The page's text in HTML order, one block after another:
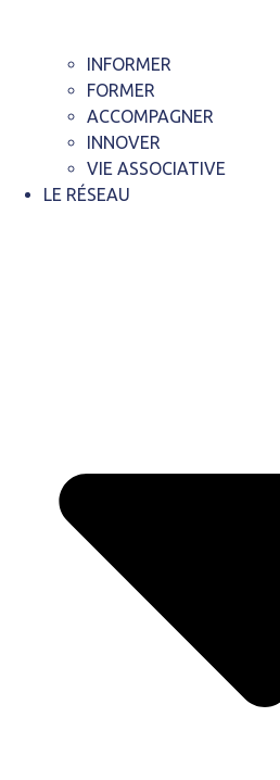
INFORMER
FORMER
ACCOMPAGNER
INNOVER
VIE ASSOCIATIVE
LE RÉSEAU